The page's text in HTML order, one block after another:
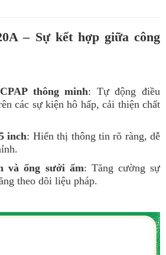
– Sự kết hợp giữa công
thông minh: Tự động điều
các sự kiện hô hấp, cải thiện chất
inch: Hiển thị thông tin rõ ràng, dễ
và ống sưởi ấm: Tăng cường sự
theo dõi liệu pháp.